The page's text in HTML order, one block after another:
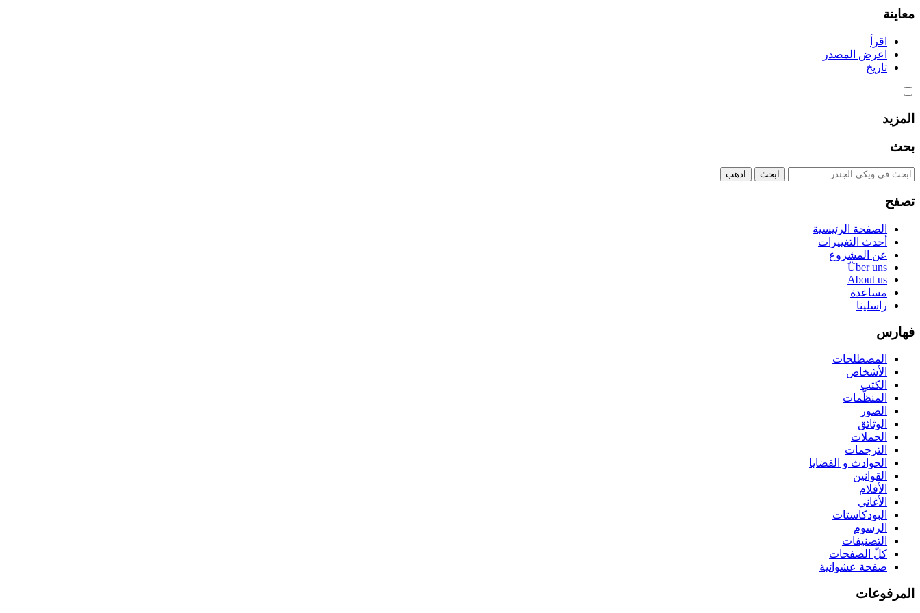
معاينة
اقرأ
اعرض المصدر
تاريخ
المزيد
بحث
تصفح
الصفحة الرئيسية
أحدث التغييرات
عن المشروع
Über uns
About us
مساعدة
راسلينا
فهارس
المصطلحات
الأشخاص
الكتب
المنظّمات
الصور
الوثائق
الحملات
الترجمات
الحوادث و القضايا
القوانين
الأفلام
الأغاني
البودكاستات
الرسوم
التصنيفات
كلّ الصفحات
صفحة عشوائية
المرفوعات